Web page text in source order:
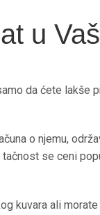
u
da ćete lakše
o njemu,
tačnost se ceni
kuvara ali